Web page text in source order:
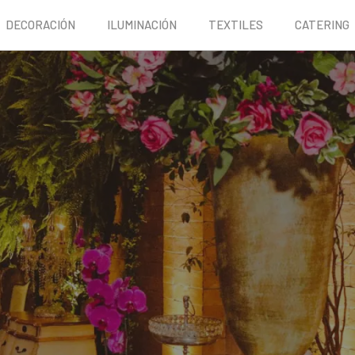
DECORACIÓN ILUMINACIÓN TEXTILES CATERING